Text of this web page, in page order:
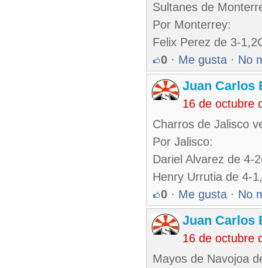
Sultanes de
Por Monterrey:
Felix Perez de 3-
0 · Me gusta · No
Juan Carlos
16 de octubre
Charros de Jalisco
Por Jalisco:
Dariel Alvarez de 4-
Henry Urrutia de 4-
0 · Me gusta · No
Juan Carlos
16 de octubre
Mayos de Navojoa